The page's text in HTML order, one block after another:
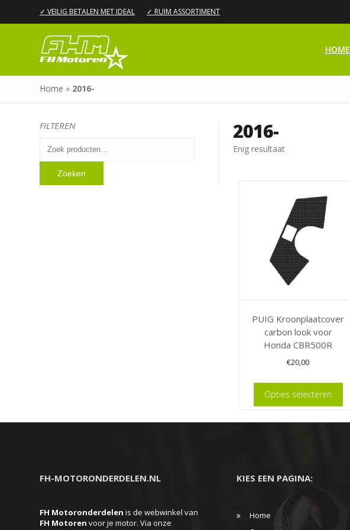
✓ VEILIG BETALEN MET IDEAL ✓ RUIM ASSORTIMENT
HOME
Home » 2016-
FILTEREN
Zoeken
naar:
Zoeken
2016-
Enig resultaat
PUIG Kroonplaatcover
carbon look voor
Honda CBR500R
€20,00
Opties selecteren
product
heeft
optie
gekozen
FH-MOTORONDERDELEN.NL
FH Motoronderdelen is de webwinkel van
FH Motoren voor je motor. Via onze
KIES EEN PAGINA:
Home